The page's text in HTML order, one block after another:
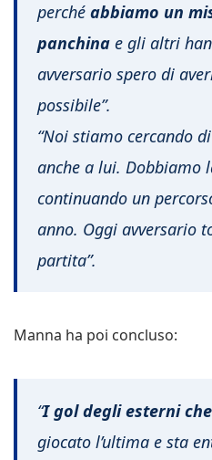
perché abbiamo un
panchina e gli altri
avversario spero di
possibile”.
“Noi stiamo cercando
anche a lui. Dobbiamo
continuando un
anno. Oggi avversario
partita”.
Manna ha poi concluso:
“I gol degli esterni
giocato l’ultima e sta